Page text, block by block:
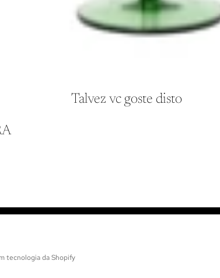
Talvez vc goste disto
tecnologia da Shopify